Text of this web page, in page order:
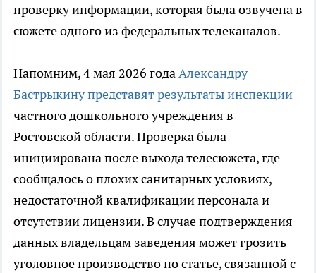
проверку информации, которая была озвучена в
сюжете одного из федеральных телеканалов.
Напомним, 4 мая 2026 годаАлександру
Бастрыкину представят результаты инспекции
частного дошкольного учреждения в
Ростовской области. Проверка была
инициирована после выхода телесюжета, где
сообщалось о плохих санитарных условиях,
недостаточной квалификации персонала и
отсутствии лицензии. В случае подтверждения
данных владельцам заведения может грозить
уголовное производство по статье, связанной с